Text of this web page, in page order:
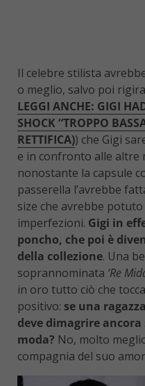
Il celebre stilista
o meglio, salvo poi
LEGGI ANCHE: GIGI
SHOCK “TROPPO
RETTIFICA)) che Gigi
e in confronto alle altre
nonostante la capsule
passerella l’avrebbe
size che avrebbe
imperfezioni. Gigi in
poncho, che poi è
della collezione. Una
soprannominata ‘Re
in oro tutto ciò che
positivo: se una
deve dimagrire
moda? No, molto
compagnia del suo